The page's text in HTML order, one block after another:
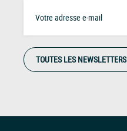
TOUTES LES NEWSLETTERS